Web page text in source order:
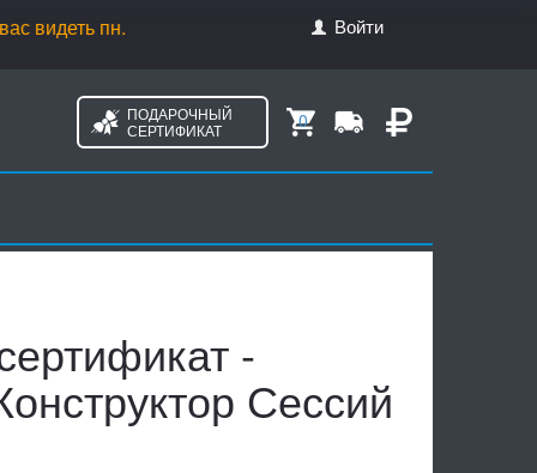
пн. - ср. с 10.00 до 18.00, чт. с 10.00 до 20.00, пт. с
Войти
ПОДАРОЧНЫЙ
СЕРТИФИКАТ
0
-
Сессий